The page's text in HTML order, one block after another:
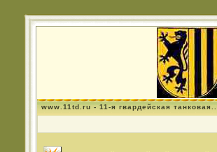
www.11td.ru - 11-я гвардейская танковая...